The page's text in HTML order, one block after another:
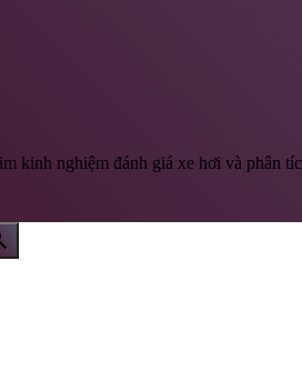
kinh nghiệm đánh giá xe hơi và phân